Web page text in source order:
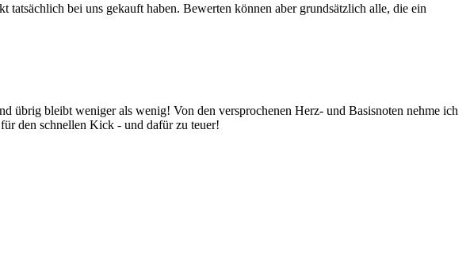
bei uns gekauft haben. Bewerten können aber grundsätzlich alle, die ein
übrig bleibt weniger als wenig! Von den versprochenen Herz- und Basisnoten nehme ich
den schnellen Kick - und dafür zu teuer!